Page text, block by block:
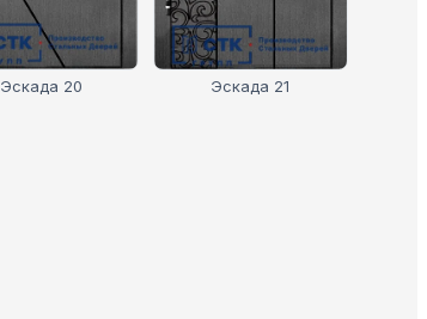
Эскада 20 Эскада 21